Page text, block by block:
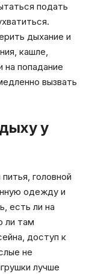
подать
дыхание и
кашле,
на попадание
вызвать
у
головной
одежду и
есть ли на
ли там
доступ к
не
лучше